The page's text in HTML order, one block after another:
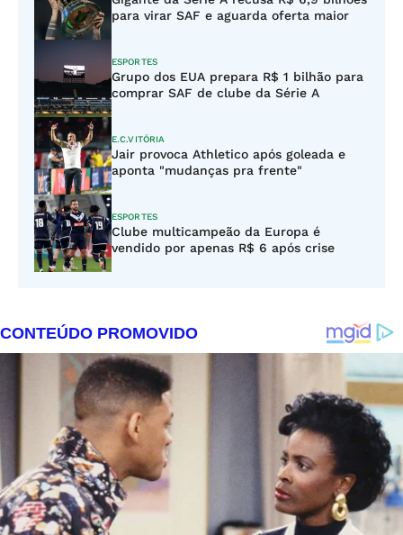
para virar SAF e aguarda oferta maior
ESPORTES
Grupo dos EUA prepara R$ 1 bilhão para
comprar SAF de clube da Série A
E.C.VITÓRIA
Jair provoca Athletico após goleada e
aponta "mudanças pra frente"
ESPORTES
Clube multicampeão da Europa é
vendido por apenas R$ 6 após crise